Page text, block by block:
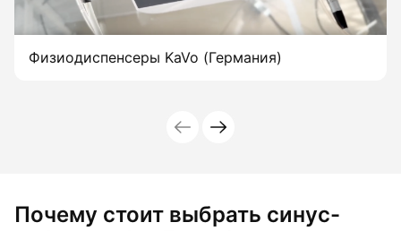
Физиодиспенсеры KaVo (Германия)
Почему стоит выбрать синус-